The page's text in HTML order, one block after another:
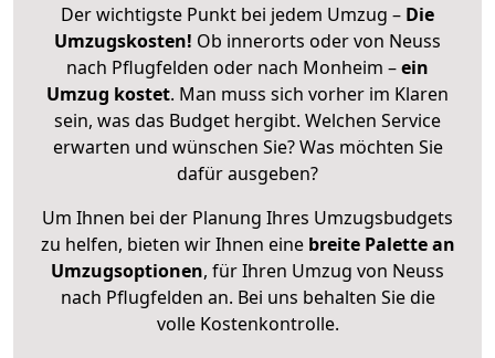
Der wichtigste Punkt bei jedem Umzug – Die
Umzugskosten! Ob innerorts oder von Neuss
nach Pflugfelden oder nach Monheim –ein
Umzug kostet. Man muss sich vorher im Klaren
sein, was das Budget hergibt. Welchen Service
erwarten und wünschen Sie? Was möchten Sie
dafür ausgeben?
Um Ihnen bei der Planung Ihres Umzugsbudgets
zu helfen, bieten wir Ihnen eine breite Palette an
Umzugsoptionen, für Ihren Umzug von Neuss
nach Pflugfelden an. Bei uns behalten Sie die
volle Kostenkontrolle.